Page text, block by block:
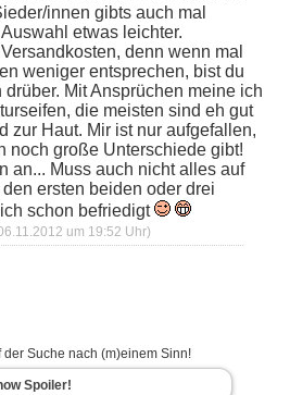
innen gibts auch mal
etwas leichter.
denn wenn mal
weniger entsprechen, bist du
Mit Ansprüchen meine ich
die meisten sind eh gut
zur Haut. Mir ist nur aufgefallen,
noch große Unterschiede gibt!
an... Muss auch nicht alles auf
ersten beiden oder drei
schon befriedigt
um 19:52 Uhr)
der Suche nach (m)einem Sinn!
Spoiler!